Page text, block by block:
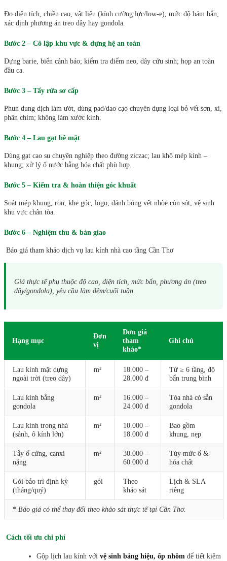
Đo diện tích, chiều cao, vật liệu (kính cường lực/low-e), mức độ bám bẩn;
xác định phương án treo dây hay gondola.
Bước 2 – Cô lập khu vực & dựng hệ an toàn
Dựng barie, biển cảnh báo; kiểm tra điểm neo, dây cứu sinh; họp an toàn
đầu ca.
Bước 3 – Tẩy rửa sơ cấp
Phun dung dịch làm ướt, dùng pad/dao cạo chuyên dụng loại bỏ vết sơn, xi,
phân chim; không làm xước kính.
Bước 4 – Lau gạt bề mặt
Dùng gạt cao su chuyên nghiệp theo đường ziczac; lau khô mép kính –
khung; xử lý ố nước bằng hóa chất phù hợp.
Bước 5 – Kiểm tra & hoàn thiện góc khuất
Soát mép khung, ron, khe góc, logo; đánh bóng vết nhòe còn sót; vệ sinh
khu vực chân tòa.
Bước 6 – Nghiệm thu & bàn giao
Báo giá tham khảo dịch vụ lau kính nhà cao tầng Cần Thơ
Giá thực tế phụ thuộc độ cao, diện tích, mức bẩn, phương án (treo
dây/gondola), yêu cầu làm đêm/cuối tuần.
Hạng mục
Đơn
vị
Đơn giá
tham
khảo*
Ghi chú
Lau kính mặt dựng
ngoài trời (treo dây)
m²
18.000 –
28.000 đ
Từ ≥ 6 tầng, độ
bẩn trung bình
Lau kính bằng
gondola
m²
16.000 –
24.000 đ
Tòa nhà có sẵn
gondola
Lau kính trong nhà
(sảnh, ô kính lớn)
m²
10.000 –
18.000 đ
Bao gồm
khung, nẹp
Tẩy ố cứng, canxi
nặng
m²
30.000 –
60.000 đ
Tùy mức ố &
hóa chất
Gói bảo trì định kỳ
(tháng/quý)
gói
Theo
khảo sát
Lịch & SLA
riêng
* Báo giá có thể thay đổi theo khảo sát thực tế tại Cần Thơ.
Cách tối ưu chi phí
Gộp lịch lau kính với vệ sinh bảng hiệu, ốp nhôm để tiết kiệm